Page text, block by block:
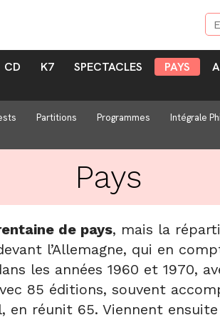
CD K7 SPECTACLES PAYS
Partitions Programmes Intégrale
Pays
de pays, mais la
l’Allemagne, qui en
les années 1960 et 1970,
85 éditions, souvent
réunit 65. Viennent ensuite